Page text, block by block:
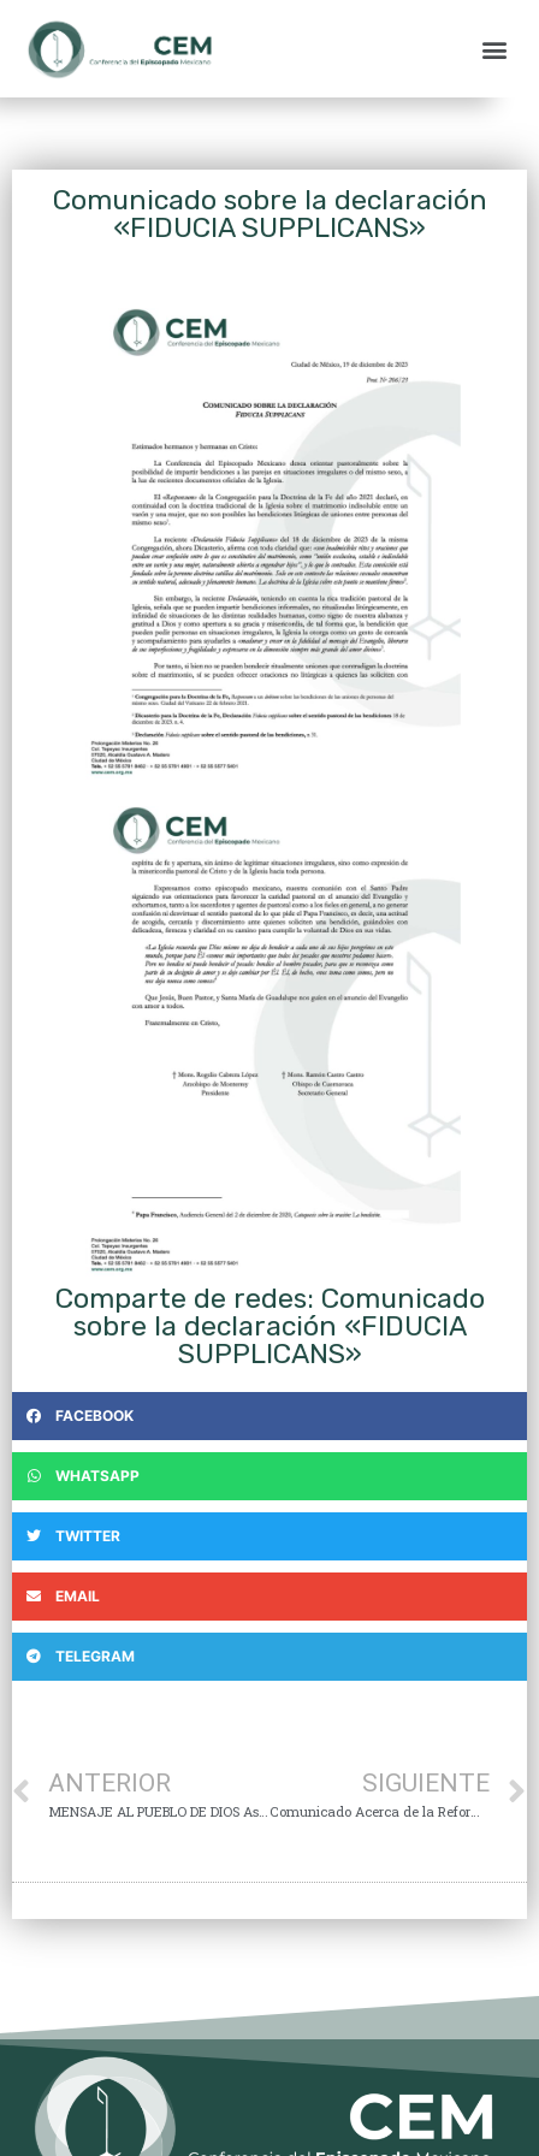
Comunicado sobre la declaración
«FIDUCIA SUPPLICANS»
Comparte de redes: Comunicado
sobre la declaración «FIDUCIA
SUPPLICANS»
FACEBOOK
WHATSAPP
TWITTER
EMAIL
TELEGRAM
ANTERIOR
MENSAJE AL PUEBLO DE DIOS Asamblea Plenaria CXVI
SIGUIENTE
Comunicado Acerca de la Reforma Legislativa Sobre la Eutanasia